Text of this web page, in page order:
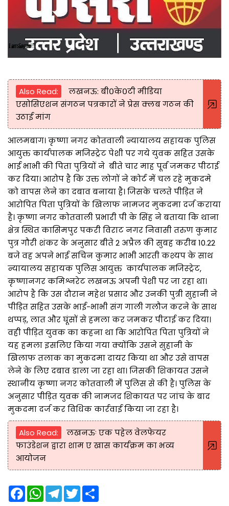
Also Read:
लखनऊ: बी०के०टी मीडिया
एसोसिएशन संगठन पत्रकारों ने प्रेस क्लब गठन की
उठाई मांग
आलमबाग। कृष्णा नगर कोतवाली न्यायालय सहायक पुलिस
आयुक्त कार्यपालक मजिस्ट्रेट पेशी पर गये युवक सहित उसके
भाई भाभी की पिता पुत्रियों ने बीते चार माह पूर्व जमकर पीटाई
कर दिया। आरोप है कि उक्त लोगों ने कोर्ट में चल रहे मुकदमे
को वापस लेने का दबाव बनाया है। जिसके चलते पीड़ित ने
आरोपित पिता पुत्रियों के खिलाफ नामजद मुकदमा दर्ज कराया
है। कृष्णा नगर कोतवाली प्रभारी पी के सिंह ने बताया कि थाना
क्षेत्र स्थित कासिमपुर पकरी विराट नगर निवासी तरुण कुमार
पुत्र गौरी शंकर के अनुसार बीते 2 अप्रैल की सुबह करीब 10.22
बजे वह अपने भाई सचिन कुमार भाभी आरती कश्यप के साथ
न्यायालय सहायक पुलिस आयुक्त कार्यपालक मजिस्ट्रेट,
कृष्णानगर कमिश्नरेट लखनऊ अपनी पेशी पर जा रहा था।
आरोप है कि उस दौरान महेश प्रसाद और उनकी पुत्री सुहानी ने
पीड़ित सहित उसके भाई-भाभी संग गाली गलौज करने के साथ
थप्पड़, लात और घूंसों से हमला कर जमकर पीटाई कर दिया।
वही पीड़ित युवक का कहना था कि आरोपित पिता पुत्रियों ने
यह हमला इसलिए किया गया क्योंकि उसने सुहानी के
खिलाफ तलाक का मुकदमा दायर किया था और उसे वापस
लेने के लिए दबाव डाला जा रहा था। जिसकी शिकायत उसने
स्थानीय कृष्णा नगर कोतवाली में पुलिस से की है। पुलिस के
अनुसार पीड़ित युवक की नामजद शिकायत पर जांच के बाद
मुकदमा दर्ज कर विधिक कार्रवाई किया जा रहा है।
Also Read:
लखनऊः एक पहेल वेलफेयर
फाउंडेशन द्वारा शाम ए खास कार्यक्रम का भव्य
आयोजन
F
a
W
T
e
T
w